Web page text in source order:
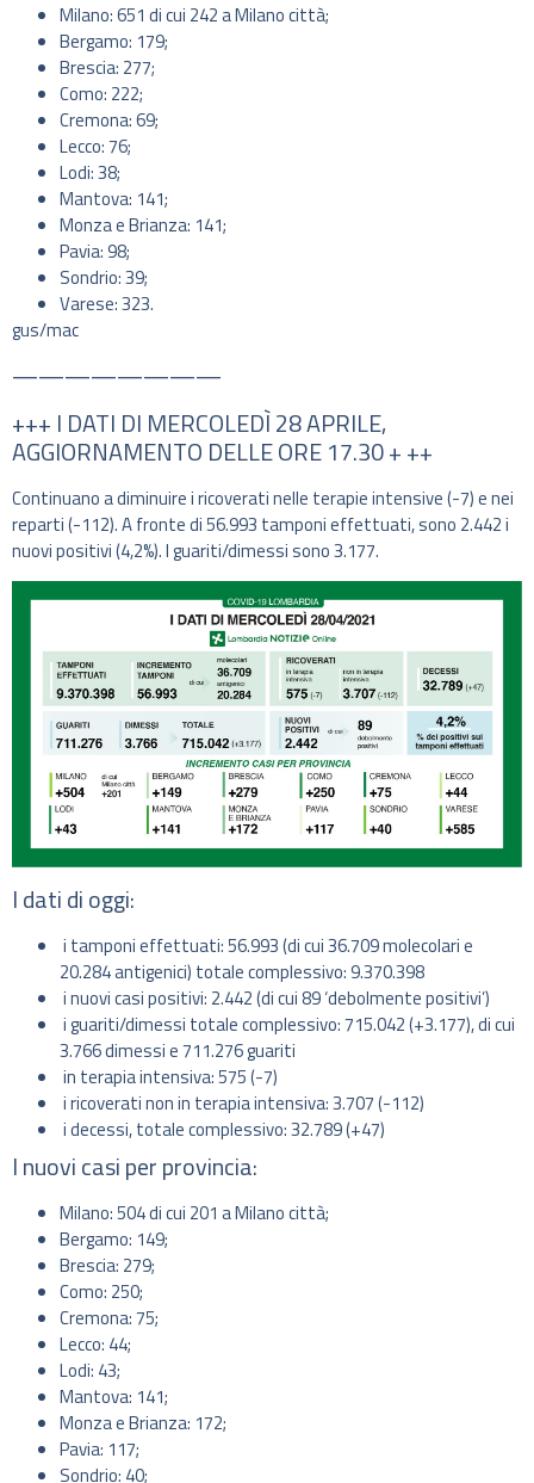
Milano: 651 di cui 242 a Milano città;
Bergamo: 179;
Brescia: 277;
Como: 222;
Cremona: 69;
Lecco: 76;
Lodi: 38;
Mantova: 141;
Monza e Brianza: 141;
Pavia: 98;
Sondrio: 39;
Varese: 323.
gus/mac
————————
+++ I DATI DI MERCOLEDÌ 28 APRILE,
AGGIORNAMENTO DELLE ORE 17.30 + ++
Continuano a diminuire i ricoverati nelle terapie intensive (-7) e nei
reparti (-112). A fronte di 56.993 tamponi effettuati, sono 2.442 i
nuovi positivi (4,2%). I guariti/dimessi sono 3.177.
I dati di oggi:
i tamponi effettuati: 56.993 (di cui 36.709 molecolari e
20.284 antigenici) totale complessivo: 9.370.398
i nuovi casi positivi: 2.442 (di cui 89 ‘debolmente positivi’)
i guariti/dimessi totale complessivo: 715.042 (+3.177), di cui
3.766 dimessi e 711.276 guariti
in terapia intensiva: 575 (-7)
i ricoverati non in terapia intensiva: 3.707 (-112)
i decessi, totale complessivo: 32.789 (+47)
I nuovi casi per provincia:
Milano: 504 di cui 201 a Milano città;
Bergamo: 149;
Brescia: 279;
Como: 250;
Cremona: 75;
Lecco: 44;
Lodi: 43;
Mantova: 141;
Monza e Brianza: 172;
Pavia: 117;
Sondrio: 40;